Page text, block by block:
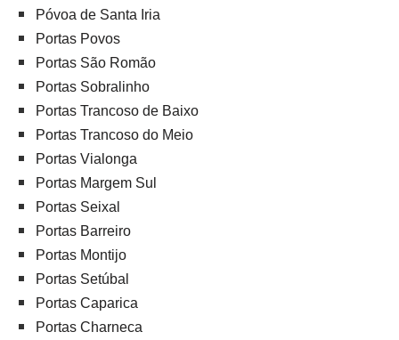
Póvoa de Santa Iria
Portas Povos
Portas São Romão
Portas Sobralinho
Portas Trancoso de Baixo
Portas Trancoso do Meio
Portas Vialonga
Portas Margem Sul
Portas Seixal
Portas Barreiro
Portas Montijo
Portas Setúbal
Portas Caparica
Portas Charneca